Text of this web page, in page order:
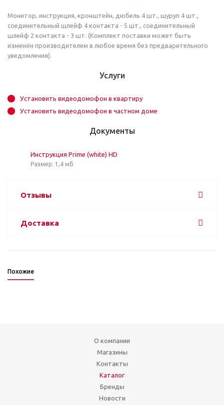
Монитор, инструкция, кронштейн, дюбель 4 шт., шуруп 4 шт.,
соединительный шлейф 4 контакта - 5 шт., соединительный
шлейф 2 контакта - 3 шт. (Комплект поставки может быть
изменён производителем в любое время без предварительного
уведомления).
Услуги
Установить видеодомофон в квартиру
Установить видеодомофон в частном доме
Документы
Инструкция Prime (white) HD
Размер: 1,4 мб
Отзывы
Доставка
Похожие
О компании
Магазины
Контакты
Каталог
Бренды
Новости